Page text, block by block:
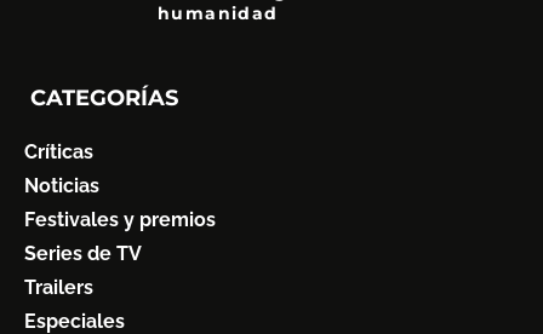
humanidad
CATEGORÍAS
Críticas
Noticias
Festivales y premios
Series de TV
Trailers
Especiales